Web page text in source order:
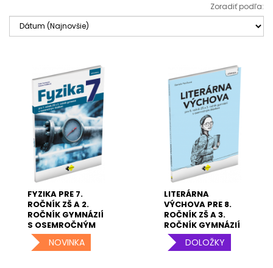
Zoradiť podľa:
FYZIKA PRE 7.
ROČNÍK ZŠ A 2.
ROČNÍK GYMNÁZIÍ
S OSEMROČNÝM
ŠTÚDIOM –
UČEBNICA
NOVINKA
LITERÁRNA
VÝCHOVA PRE 8.
ROČNÍK ZŠ A 3.
ROČNÍK GYMNÁZIÍ
S OSEMROČNÝM
ŠTÚDIOMDOLOŽKY